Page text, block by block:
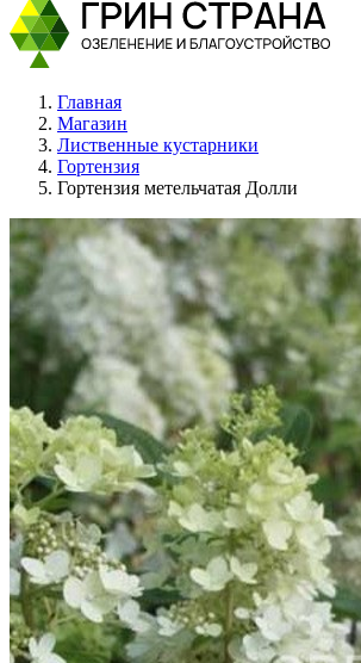
Главная
Магазин
Лиственные кустарники
Гортензия
Гортензия метельчатая Долли